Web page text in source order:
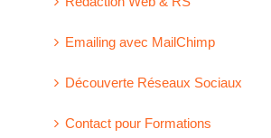
Emailing avec MailChimp
Découverte Réseaux Sociaux
Contact pour Formations